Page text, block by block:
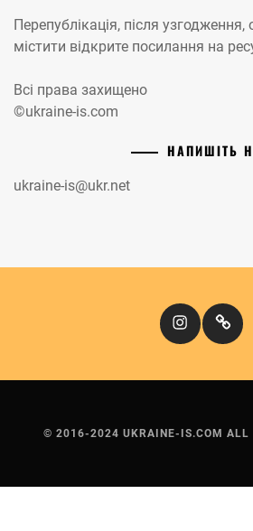
Перепублікація, після
містити відкрите посилання на
Всі права захищено
©ukraine-is.com
НАПИШІТЬ
ukraine-is@ukr.net
Instagram
© 2016-2024 UKRAINE-IS.COM ALL